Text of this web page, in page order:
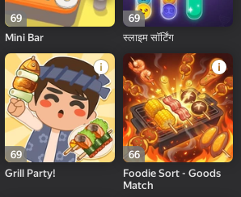
69
Mini Bar
69
स्लाइम सॉर्टिंग
69
Grill Party!
66
Foodie Sort - Goods
Match